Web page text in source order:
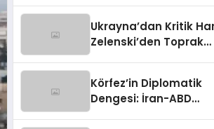
Ukrayna’dan Kritik
Zelenski’den Toprak
Körfez’in Diplomatik
Dengesi: İran-ABD